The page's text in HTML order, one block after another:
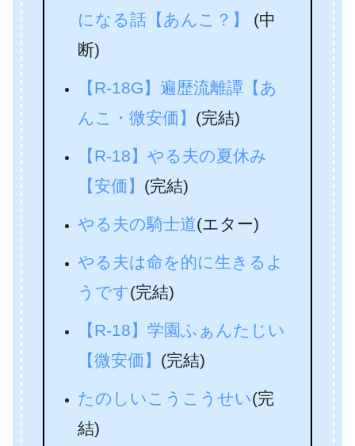
になる話【あんこ？】 (中
断)
【R-18G】遍歴流離譚【あ
んこ・微安価】 (完結)
【R-18】やる夫の夏休み
【安価】 (完結)
やる夫の騎士道(エター)
やる夫は命を的に生きるよ
うです(完結)
【R-18】学園ふぁんたじい
【微安価】 (完結)
たのしいこうこうせい(完
結)